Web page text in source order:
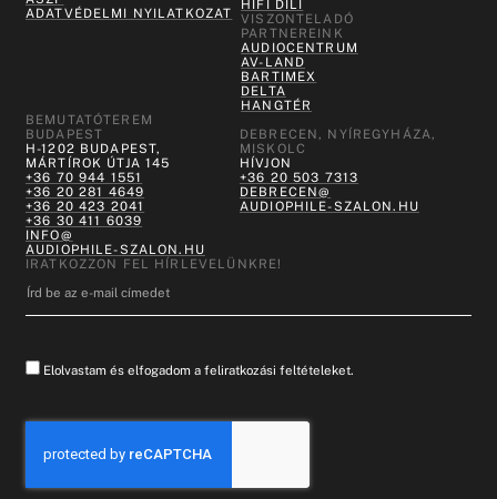
ADATVÉDELMI NYILATKOZAT
HIFI DILI
VISZONTELADÓ
PARTNEREINK
AUDIOCENTRUM
AV-LAND
BARTIMEX
DELTA
HANGTÉR
BEMUTATÓTEREM
BUDAPEST
H-1202 BUDAPEST,
MÁRTÍROK ÚTJA 145
+36 70 944 1551
+36 20 281 4649
+36 20 423 2041
+36 30 411 6039
INFO@
AUDIOPHILE-SZALON.HU
DEBRECEN, NYÍREGYHÁZA,
MISKOLC
HÍVJON
+36 20 503 7313
DEBRECEN@
AUDIOPHILE-SZALON.HU
IRATKOZZON FEL HÍRLEVELÜNKRE!
Elolvastam és elfogadom a feliratkozási feltételeket.